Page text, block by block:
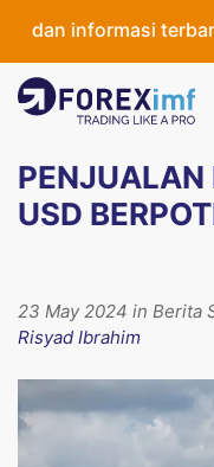
informasi terbaru
PENJUALAN
USD
23 May 2024 in Berita
Risyad Ibrahim